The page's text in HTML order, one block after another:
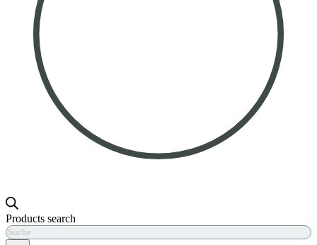
Products search